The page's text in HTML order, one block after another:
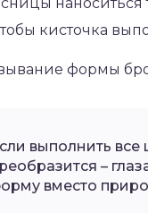
кисточка
формы
выполнить
–
вместо